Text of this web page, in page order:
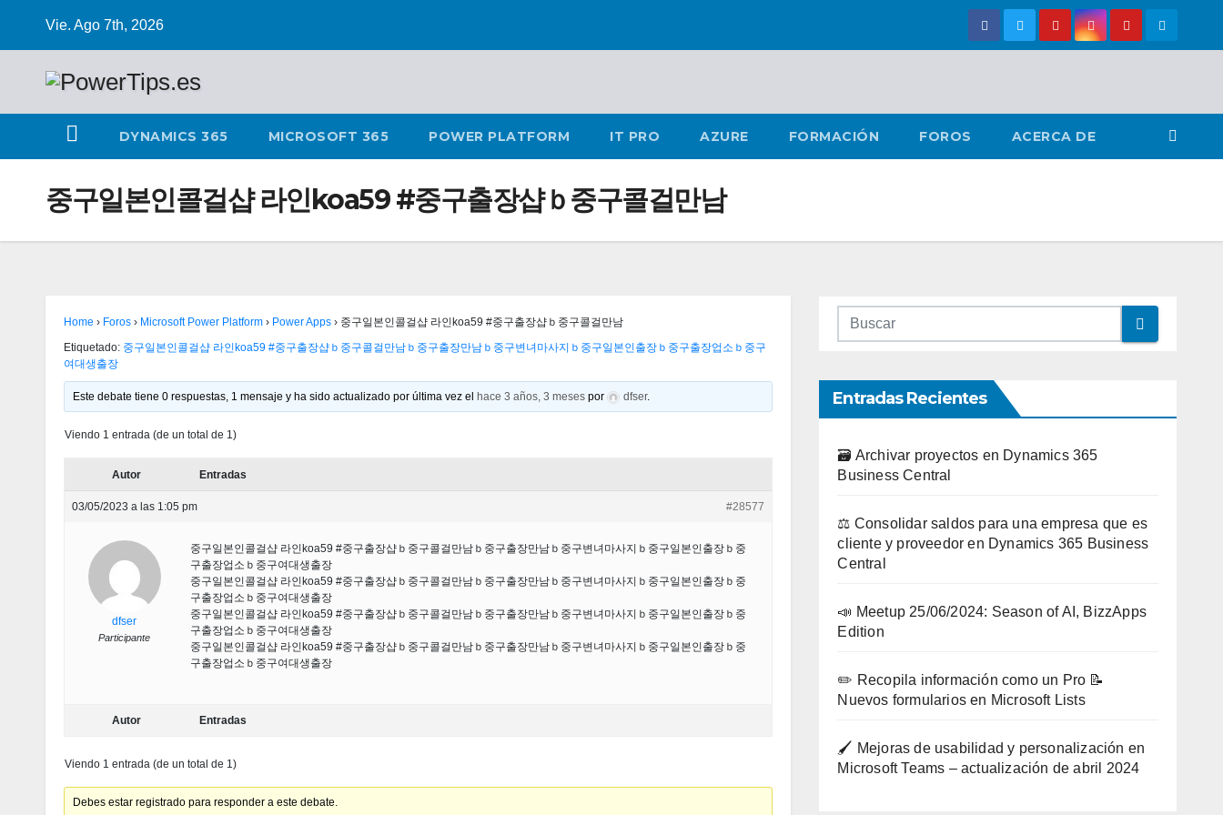
Vie. Ago 7th, 2026
DYNAMICS 365 MICROSOFT 365 POWER PLATFORM IT PRO AZURE FORMACIÓN FOROS ACERCA DE
중구일본인콜걸샵 라인koa59 #중구출장샵ｂ중구콜걸만남
Home › Foros › Microsoft Power Platform › Power Apps › 중구일본인콜걸샵 라인koa59 #중구출장샵ｂ중구콜걸만남
Etiquetado: 중구일본인콜걸샵 라인koa59 #중구출장샵ｂ중구콜걸만남ｂ중구출장만남ｂ중구변녀마사지ｂ중구일본인출장ｂ중구출장업소ｂ중구
여대생출장
Este debate tiene 0 respuestas, 1 mensaje y ha sido actualizado por última vez el hace 3 años, 3 meses por dfser.
Viendo 1 entrada (de un total de 1)
Autor Entradas
03/05/2023 a las 1:05 pm #28577
dfser
Participante
중구일본인콜걸샵 라인koa59 #중구출장샵ｂ중구콜걸만남ｂ중구출장만남ｂ중구변녀마사지ｂ중구일본인출장ｂ중
구출장업소ｂ중구여대생출장
중구일본인콜걸샵 라인koa59 #중구출장샵ｂ중구콜걸만남ｂ중구출장만남ｂ중구변녀마사지ｂ중구일본인출장ｂ중
구출장업소ｂ중구여대생출장
중구일본인콜걸샵 라인koa59 #중구출장샵ｂ중구콜걸만남ｂ중구출장만남ｂ중구변녀마사지ｂ중구일본인출장ｂ중
구출장업소ｂ중구여대생출장
중구일본인콜걸샵 라인koa59 #중구출장샵ｂ중구콜걸만남ｂ중구출장만남ｂ중구변녀마사지ｂ중구일본인출장ｂ중
구출장업소ｂ중구여대생출장
Autor Entradas
Viendo 1 entrada (de un total de 1)
Debes estar registrado para responder a este debate.
Entradas Recientes
🗃️ Archivar proyectos en Dynamics 365
Business Central
⚖️ Consolidar saldos para una empresa que es
cliente y proveedor en Dynamics 365 Business
Central
📣 Meetup 25/06/2024: Season of AI, BizzApps
Edition
✏️ Recopila información como un Pro 📝
Nuevos formularios en Microsoft Lists
🖌️ Mejoras de usabilidad y personalización en
Microsoft Teams – actualización de abril 2024